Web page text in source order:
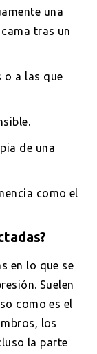
una
tras un
o a las que
de una
como el
en lo que se
Suelen
como es el
los
la parte